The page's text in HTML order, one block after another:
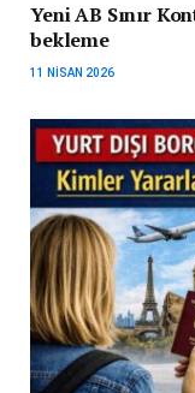
Yeni AB Sınır
bekleme
11 NISAN 2026